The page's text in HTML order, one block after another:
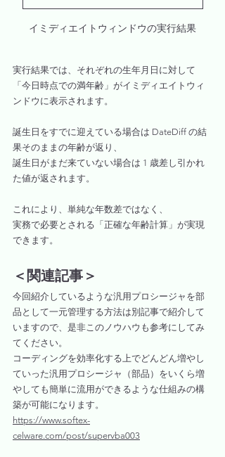
イミディエイトウィンドウの実行結果
実行結果では、それぞれの生年月日に対して
「今日時点での満年齢」がイミディエイトウィ
ンドウに表示されます。
誕生日をすでに迎えている場合は DateDiff の結
果そのままの年齢が返り、
誕生日がまだ来ていない場合は 1 歳差し引かれ
た値が返されます。
これにより、単純な年数差ではなく、
実務で必要とされる「正確な年齢計算」が実現
できます。
＜関連記事＞
今回紹介しているような汎用プロシージャを部
品として一元管理する方法は別記事で紹介して
いますので、是非このノウハウも参考にしてみ
てください。
コーディングを効率化する上でどんどん増やし
ていった汎用プロシージャ（部品）をいくら増
やしても簡単に流用ができるような仕組みの構
築が可能になります。
https://www.softex-
celware.com/post/supervba003